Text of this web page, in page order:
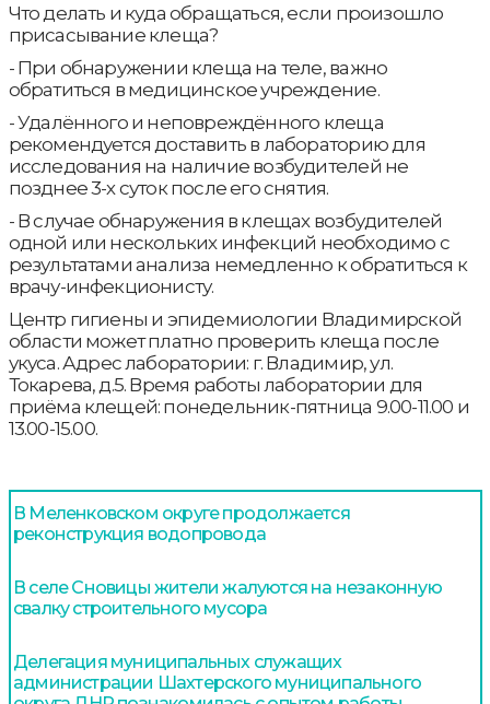
Что делать и куда обращаться, если произошло
присасывание клеща?
- При обнаружении клеща на теле, важно
обратиться в медицинское учреждение.
- Удалённого и неповреждённого клеща
рекомендуется доставить в лабораторию для
исследования на наличие возбудителей не
позднее 3-х суток после его снятия.
- В случае обнаружения в клещах возбудителей
одной или нескольких инфекций необходимо с
результатами анализа немедленно к обратиться к
врачу-инфекционисту.
Центр гигиены и эпидемиологии Владимирской
области может платно проверить клеща после
укуса. Адрес лаборатории: г. Владимир, ул.
Токарева, д.5. Время работы лаборатории для
приёма клещей: понедельник-пятница 9.00-11.00 и
13.00-15.00.
В Меленковском округе продолжается
реконструкция водопровода
В селе Сновицы жители жалуются на незаконную
свалку строительного мусора
Делегация муниципальных служащих
администрации Шахтерского муниципального